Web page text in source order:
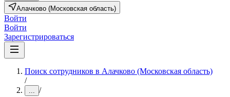
Алачково (Московская область)
Войти
Войти
Зарегистрироваться
Поиск сотрудников в Алачково (Московская область)
/
... /